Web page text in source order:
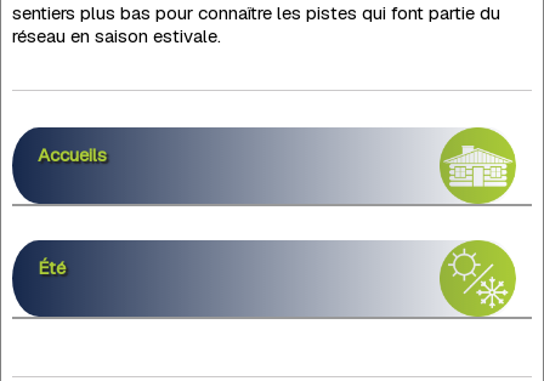
sentiers plus bas pour connaître les pistes qui font partie du
réseau en saison estivale.
Accueils
Été